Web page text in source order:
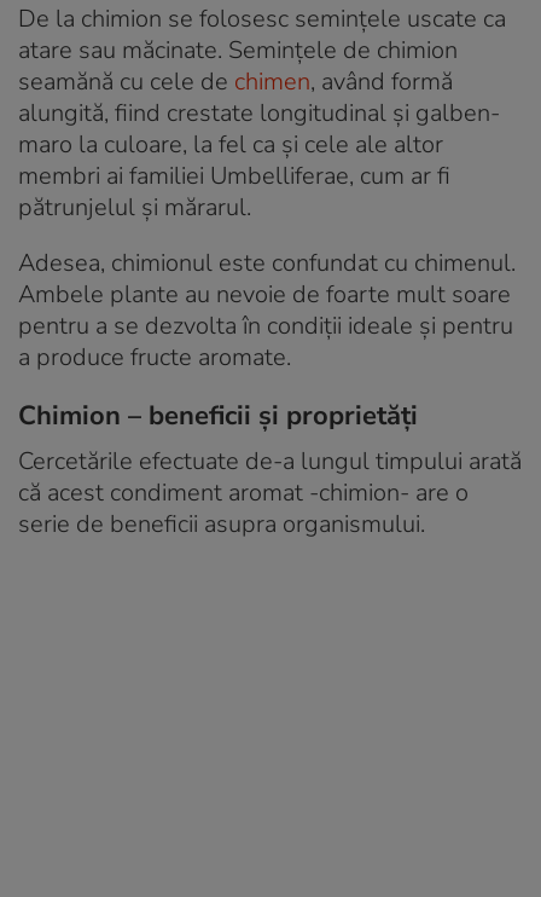
De la chimion se folosesc semințele uscate ca
atare sau măcinate. Semințele de chimion
seamănă cu cele de chimen, având formă
alungită, fiind crestate longitudinal și galben-
maro la culoare, la fel ca și cele ale altor
membri ai familiei Umbelliferae, cum ar fi
pătrunjelul și mărarul.
Adesea, chimionul este confundat cu chimenul.
Ambele plante au nevoie de foarte mult soare
pentru a se dezvolta în condiții ideale și pentru
a produce fructe aromate.
Chimion – beneficii și proprietăți
Cercetările efectuate de-a lungul timpului arată
că acest condiment aromat -chimion- are o
serie de beneficii asupra organismului.